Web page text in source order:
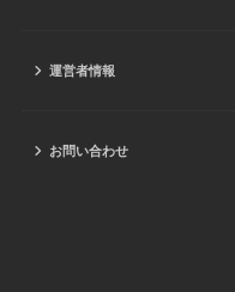
運営者情報
お問い合わせ